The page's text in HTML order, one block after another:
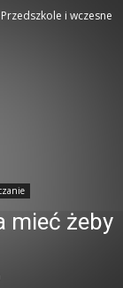
Przedszkole i wczesne
mieć żeby